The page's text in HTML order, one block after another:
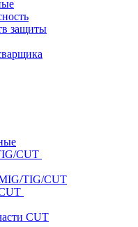
защиты
CUT
TIG/CUT
CUT